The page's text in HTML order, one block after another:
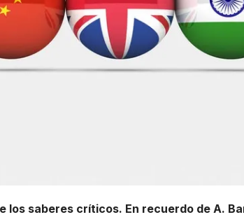
saberes críticos. En recuerdo de A.